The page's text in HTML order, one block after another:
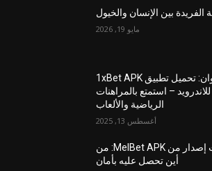
الفريدة بين الإنسان والخيول
مايو 19, 2026
عنوان: تحميل تطبيق 1xBet APK
للاندرويد – استمتع بالمراهنات
الرياضية والألعاب
أغسطس 13, 2025
أحدث إصدار من MelBet APK: من
أين تحصل عليه بأمان